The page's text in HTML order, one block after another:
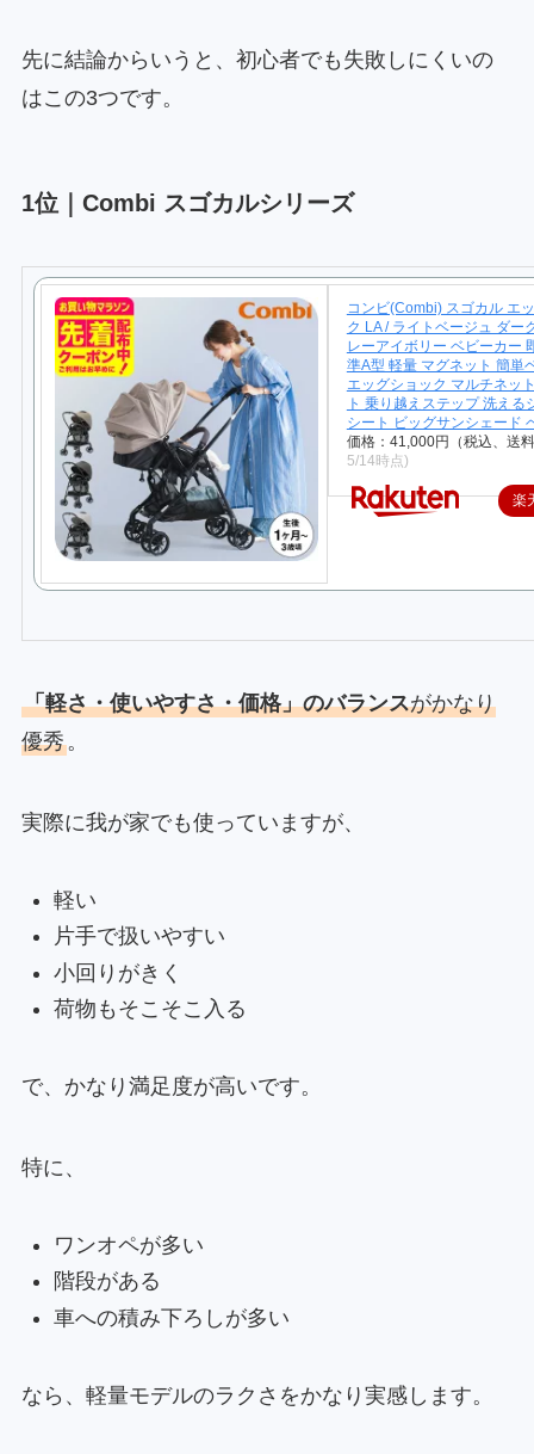
先に結論からいうと、初心者でも失敗しにくいの
はこの3つです。
1位｜Combi スゴカルシリーズ
コンビ(Combi) スゴカル エ
ク LA / ライトベージュ ダー
レーアイボリー ベビーカー
準A型 軽量 マグネット 簡単
エッグショック マルチネッ
ト 乗り越えステップ 洗える
シート ビッグサンシェード
価格：41,000円（税込、送
5/14時点)
楽
「軽さ・使いやすさ・価格」のバランスがかなり
優秀。
実際に我が家でも使っていますが、
軽い
片手で扱いやすい
小回りがきく
荷物もそこそこ入る
で、かなり満足度が高いです。
特に、
ワンオペが多い
階段がある
車への積み下ろしが多い
なら、軽量モデルのラクさをかなり実感します。